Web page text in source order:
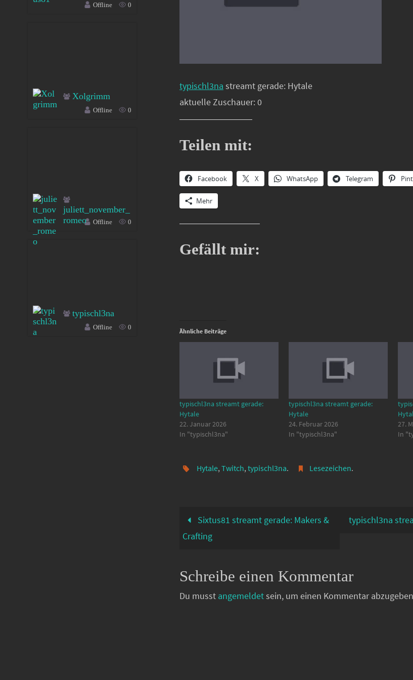
typischl3na streamt gerade: Hytale
aktuelle Zuschauer: 0
Teilen mit:
Facebook X WhatsApp Telegram
Mehr
Gefällt mir:
Ähnliche Beiträge
typischl3na streamt gerade:
Hytale
22. Januar 2026
In "typischl3na"
typischl3na streamt gerade:
Hytale
24. Februar 2026
In "typischl3na"
27.
In
Hytale, Twitch, typischl3na. Lesezeichen.
Sixtus81 streamt gerade: Makers &
Crafting
typischl3na
Schreibe einen Kommentar
Du musst angemeldetsein, um einen Kommentar
Offline 0
Xolgrimm
Offline 0
juliett_november_
romeo
Offline 0
typischl3na
Offline 0